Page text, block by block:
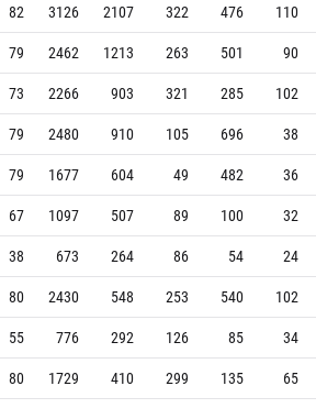
82 3126 2107 322 476
110
79 2462 1213 263 501
90
73 2266 903 321 285
102
79 2480 910 105 696
38
79 1677 604 49 482
36
67 1097 507 89 100
32
38 673 264 86 54
24
80 2430 548 253 540
102
55 776 292 126 85
34
80 1729 410 299 135
65